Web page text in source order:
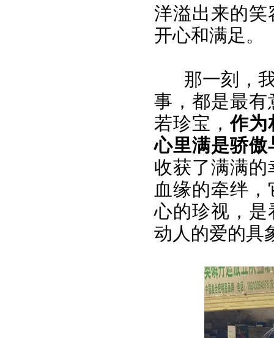
洋溢出来的
开心和满足。
那一刻，
事，都是最
若珍宝，作为
心里满是骄傲
收获了满满
血缘的牵绊
心的珍视，
动人的爱的具